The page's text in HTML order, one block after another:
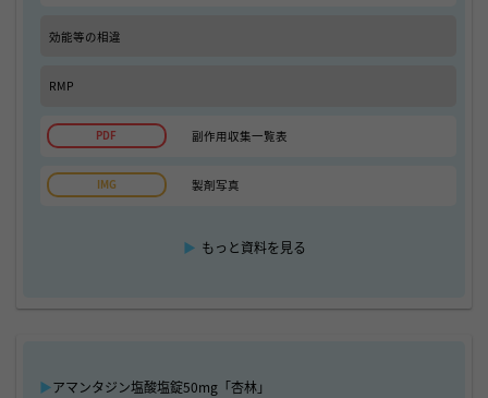
効能等の相違
RMP
副作用収集一覧表
製剤写真
▶ もっと資料を見る
▶アマンタジン塩酸塩錠50mg「杏林」